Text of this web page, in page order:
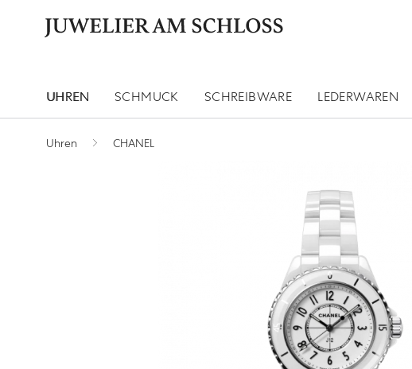
UHREN SCHMUCK SCHREIBWARE LEDERWAREN
Uhren CHANEL